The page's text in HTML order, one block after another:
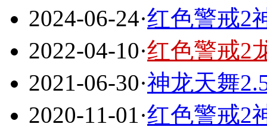
2024-06-24·红色警戒2
2022-04-10·红色警戒2
2021-06-30·神龙天舞
2020-11-01·红色警戒2